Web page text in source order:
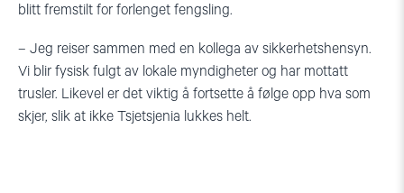
blitt fremstilt for forlenget fengsling.
– Jeg reiser sammen med en kollega av sikkerhetshensyn.
Vi blir fysisk fulgt av lokale myndigheter og har mottatt
trusler. Likevel er det viktig å fortsette å følge opp hva som
skjer, slik at ikke Tsjetsjenia lukkes helt.